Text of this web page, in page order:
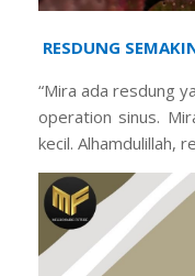
RESDUNG
“Mira ada resdung
operation sinus.
kecil. Alhamdulillah,